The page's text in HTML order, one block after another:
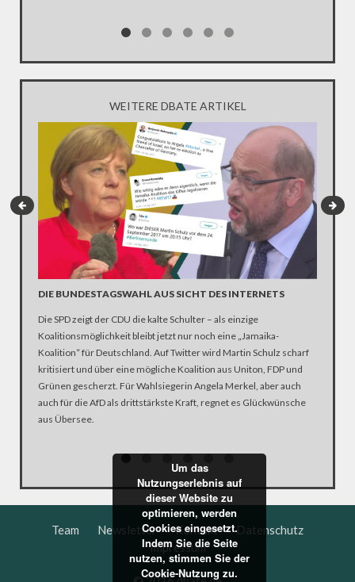
Internet
WEITERE DBATE ARTIKEL
DIE BUNDESTAGSWAHL AUS SICHT DES INTERNETS
Die SPD zeigt der CDU die kalte Schulter – als einzige
Koalitionsmöglichkeit bleibt jetzt nur noch eine „Jamaika-
Koalition“ für Deutschland. Auf Twitter wird Martin Schulz scharf
kritisiert und über eine mögliche Koalition aus Uniton, FDP und
Grünen gescherzt. Für Wahlsiegerin Angela Merkel, aber auch
auch für die AfD als drittstärkste Kraft, regnet es Glückwünsche
aus Übersee.
Team Newsletter Kontakt
Datenschutz
Impressum
Um das
Nutzungserlebnis auf
dieser Website zu
optimieren, werden
Cookies eingesetzt.
Indem Sie die Seite
nutzen, stimmen Sie der
Cookie-Nutzung zu.